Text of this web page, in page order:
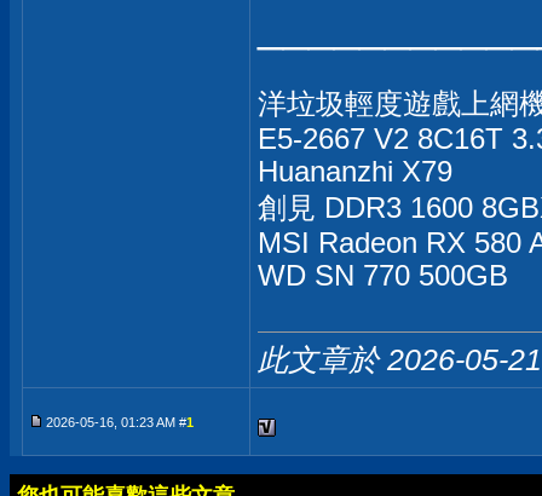
洋垃圾輕度遊戲上網
E5-2667 V2 8C16T
Huananzhi X79
創見 DDR3 1600
MSI Radeon RX 580
WD SN 770 500GB
此文章於 2026-05-
2026-05-16, 01:23 AM #1